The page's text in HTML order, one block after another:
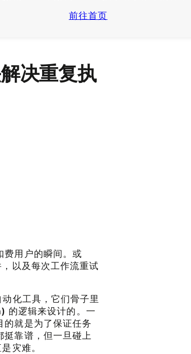
前往首页
决重复执
费用户的瞬间。或
以及每次工作流重试
化工具，它们骨子里
的逻辑来设计的。一
的就是为了保证任务
靠谱，但一旦碰上
灾难。